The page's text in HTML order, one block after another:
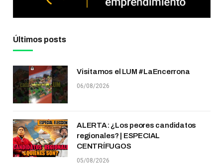
Últimos posts
Visitamos el LUM #LaEncerrona
06/08/2026
ALERTA: ¿Los peores candidatos
regionales? | ESPECIAL
CENTRÍFUGOS
05/08/2026